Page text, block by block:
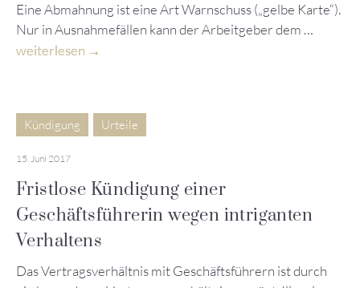
Eine Abmahnung ist eine Art Warnschuss („gelbe Karte“).
Nur in Ausnahmefällen kann der Arbeitgeber dem …
weiterlesen
Kündigung Urteile
15. Juni 2017
Fristlose Kündigung einer
Geschäftsführerin wegen intriganten
Verhaltens
Das Vertragsverhältnis mit Geschäftsführern ist durch